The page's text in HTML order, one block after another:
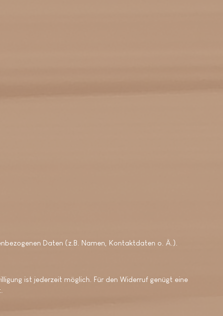
Daten (z.B. Namen, Kontaktdaten o. Ä.).
ist jederzeit möglich. Für den Widerruf genügt eine